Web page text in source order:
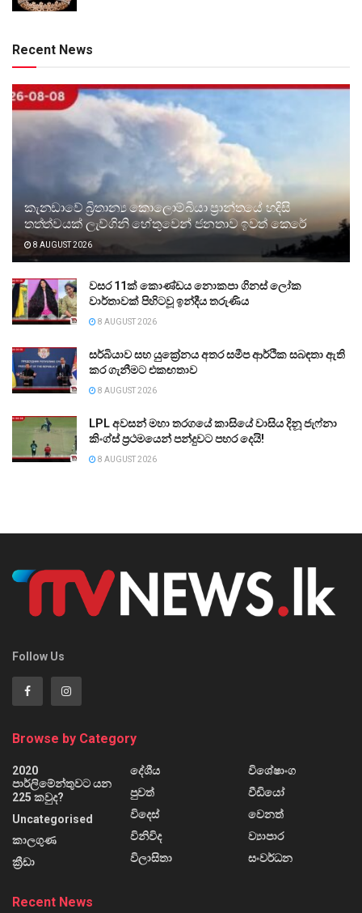
Recent News
කැනඩාවේ බ්‍රිතාන්‍ය කොලොම්බියා ප්‍රාන්තයේ හදිසි
තත්ත්වයක් ලැව්ගිනි හේතුවෙන් ජනතාව ඉවත් කෙරේ
8 AUGUST 2026
වසර 11ක් කොණ්ඩය නොකපා ගිනස් ලෝක
වාර්තාවක් පිහිටවූ ඉන්දීය තරුණිය
8 AUGUST 2026
සර්බියාව සහ යුක්‍රේනය අතර සමීප ආර්ථික සබඳතා ඇති
කර ගැනීමට එකඟතාව
8 AUGUST 2026
LPL අවසන් මහා තරගයේ කාසියේ වාසිය දිනූ ජැෆ්නා
කිංග්ස් ප්‍රථමයෙන් පන්දුවට පහර දෙයි!
8 AUGUST 2026
Follow Us
Browse by Category
2020
පාර්ලිමේන්තුවට යන
225 කවුද?
Uncategorised
කාලගුණ
ක්‍රීඩා
දේශීය
පුවත්
විදෙස්
විනිවිද
විලාසිතා
විශේෂාංග
වීඩියෝ
වෙනත්
ව්‍යාපාර
සංවර්ධන
Recent News